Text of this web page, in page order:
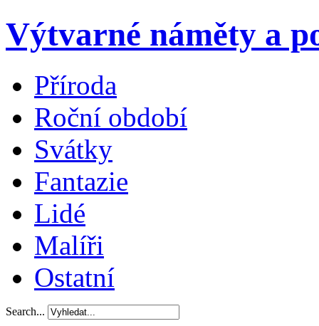
Výtvarné náměty a
Příroda
Roční období
Svátky
Fantazie
Lidé
Malíři
Ostatní
Search...